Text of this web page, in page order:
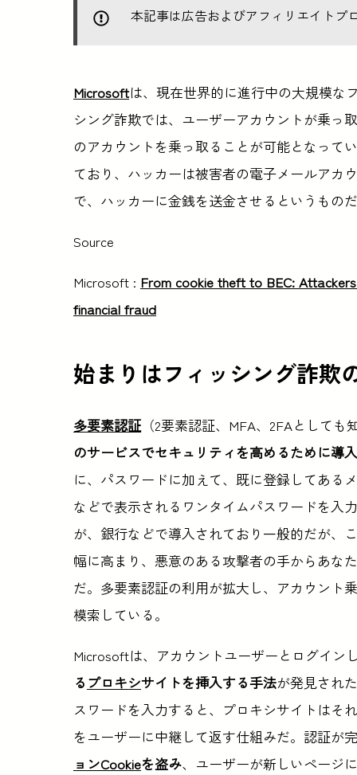
本記事は広告およびアフィリエイトプ
Microsoftは、現在世界的に進行中の大規模な
シング詐欺では、ユーザーアカウントが乗っ
のアカウントを乗っ取ることが可能となって
ており、ハッカーは被害者の電子メールアカ
で、ハッカーに金銭を送金させるというもの
Source
Microsoft : From cookie theft to BEC:
financial fraud
始まりはフィッシング詐欺
多要素認証 （2要素認証、MFA、2FAとして
のサービスでセキュリティを高めるために導
に、パスワードに加えて、既に登録してある
などで表示されるワンタイムパスワードを入
が、銀行などで導入されており一般的だが、
幅に高まり、悪意のある攻撃者の手からあな
だ。多要素認証の利用が拡大し、アカウント
模索している。
Microsoftは、アカウントユーザーとログイン
る プロキシサイトを挿入する手法が発見され
スワードを入力すると、プロキシサイトはそ
をユーザーに中継して返す仕組みだ。認証が
ョンCookieを盗み、ユーザーが新しいページ